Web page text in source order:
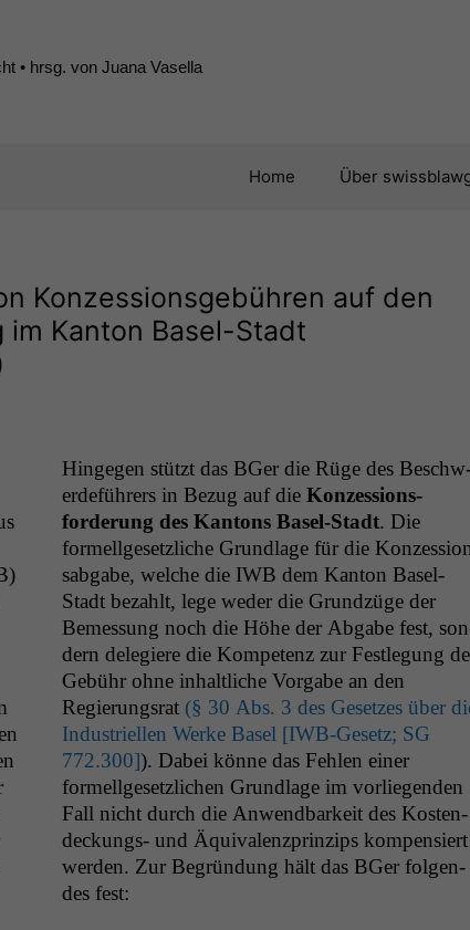
• hrsg. von Juana Vasella
Home Über
Konzessionsgebühren auf den
Kanton Basel-Stadt
)
Hinge­gen stützt das BGer die Rüge des
erde­führers in Bezug auf die Konzes­sions­
forderung des Kan­tons Basel-Stadt. Die
formellge­set­zliche Grund­lage für die
s­ab­gabe, welche die IWB dem Kan­ton Basel-
Stadt bezahlt, lege wed­er die Grundzüge der
Bemes­sung noch die Höhe der Abgabe fest,
dern delegiere die Kom­pe­tenz zur Fes­tle­gung
Gebühr ohne inhaltliche Vor­gabe an den
Regierungsrat (§ 30 Abs. 3 des Geset­zes über
Indus­triellen Werke Basel [IWB-Gesetz; SG
772.300]). Dabei könne das Fehlen ein­er
formellge­set­zlichen Grund­lage im vor­liegen­den
Fall nicht durch die Anwend­barkeit des Kos­ten­
deck­ungs- und Äquiv­alen­zprinzips kom­pen­siert
wer­den. Zur Begrün­dung hält das BGer fol­gen­
des fest: